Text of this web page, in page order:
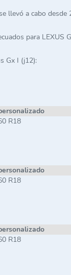
llevó a cabo desde
para LEXUS
Gx I (j12):
R18
R18
R18